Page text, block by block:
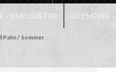
- BUEUDSTYR OLYMPISK
Palm / Sommer